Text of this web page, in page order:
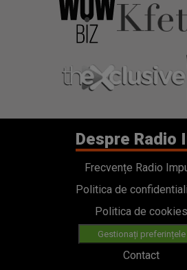
Despre Radio
Frecvențe Radio
Politica de
Politica de cookies
Gestionați preferințele
Contact